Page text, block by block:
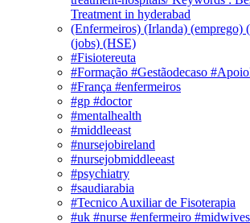
Treatment in hyderabad
(Enfermeiros) (Irlanda) (emprego)
(jobs) (HSE)
#Fisiotereuta
#Formação #Gestãodecaso
#França #enfermeiros
#gp #doctor
#mentalhealth
#middleeast
#nursejobireland
#nursejobmiddleeast
#psychiatry
#saudiarabia
#Tecnico Auxiliar de Fisoterapia
#uk #nurse #enfermeiro #midwives